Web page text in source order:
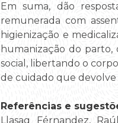
Em suma, dão
remunerada com
higienização e
humanização do
social, libertando o
de cuidado que
Referências e
Llasag Férnandez,